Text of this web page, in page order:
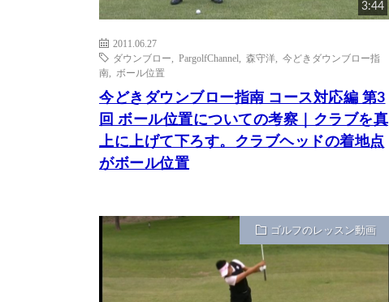
3:44
2011.06.27
ダウンブロー
PargolfChannel 森守洋
今どきダウンブロー指
南
ボール位置
今どきダウンブロー指南 コース対応編 第3
回 ボール位置についての考察｜クラブを真
上に上げて下ろす。クラブヘッドの着地点
がボール位置
ゴルフのレッスン動画